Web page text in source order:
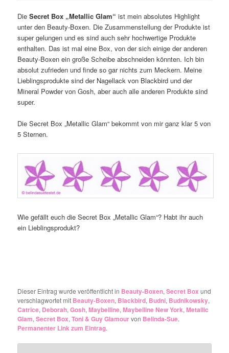
DieSecret Box „Metallic Glam“ ist mein absolutes Highlight
unter den Beauty-Boxen. Die Zusammenstellung der Produkte ist
super gelungen und es sind auch sehr hochwertige Produkte
enthalten. Das ist mal eine Box, von der sich einige der anderen
Beauty-Boxen ein große Scheibe abschneiden könnten. Ich bin
absolut zufrieden und finde so gar nichts zum Meckern. Meine
Lieblingsprodukte sind der Nagellack von Blackbird und der
Mineral Powder von Gosh, aber auch alle anderen Produkte sind
super.
Die Secret Box „Metallic Glam“ bekommt von mir ganz klar 5 von
5 Sternen.
Wie gefällt euch die Secret Box „Metallic Glam“? Habt ihr auch
ein Lieblingsprodukt?
Dieser Eintrag wurde veröffentlicht in Beauty-Boxen,Secret Box und
verschlagwortet mit Beauty-Boxen, Blackbird, Budni, Budnikowsky,
Catrice, Deborah,Gosh,Maybelline,Maybelline New York,Metallic
Glam,Secret Box,Toni & Guy Glamourvon Belinda-Sue.
Permanenter Link zum Eintrag.